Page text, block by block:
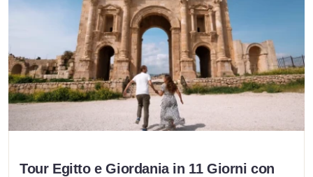
Tour Egitto e Giordania in 11 Giorni con